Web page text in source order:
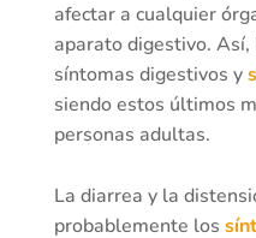
afectar a cualquier
aparato digestivo.
síntomas digestivos y
siendo estos últimos
personas adultas.
La diarrea y la
probablemente los